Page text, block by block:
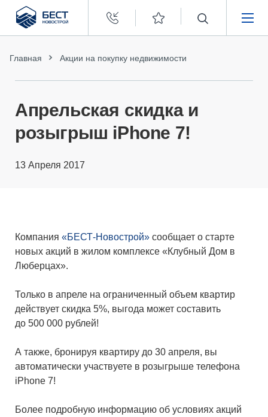
Бест
Новострой
ПОКУПАТЕЛЯМ
ЗАСТРОЙЩИКАМ
Главная Акции на покупку недвижимости
Апрельская скидка и
розыгрыш iPhone 7!
13 Апреля 2017
Компания «БЕСТ-Новострой» сообщает о старте
новых акций в жилом комплексе «Клубный Дом в
Люберцах».
Только в апреле на ограниченный объем квартир
действует скидка 5%, выгода может составить
до 500 000 рублей!
А также, бронируя квартиру до 30 апреля, вы
автоматически участвуете в розыгрыше телефона
iPhone 7!
Более подробную информацию об условиях акций